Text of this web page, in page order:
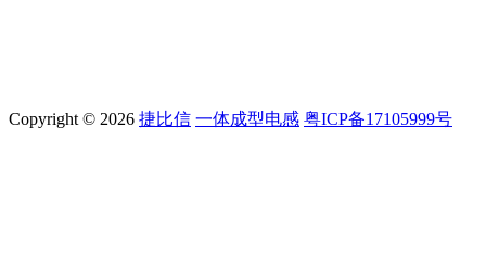
Copyright © 2026 捷比信 一体成型电感 粤ICP备17105999号